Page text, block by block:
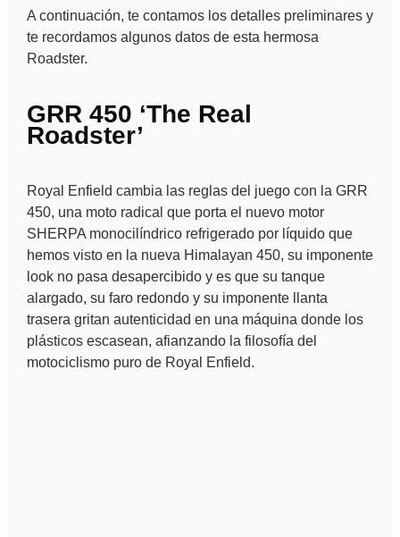
A continuación, te contamos los detalles preliminares y
te recordamos algunos datos de esta hermosa
Roadster.
GRR 450 ‘The Real
Roadster’
Royal Enfield cambia las reglas del juego con la GRR
450, una moto radical que porta el nuevo motor
SHERPA monocilíndrico refrigerado por líquido que
hemos visto en la nueva Himalayan 450, su imponente
look no pasa desapercibido y es que su tanque
alargado, su faro redondo y su imponente llanta
trasera gritan autenticidad en una máquina donde los
plásticos escasean, afianzando la filosofía del
motociclismo puro de Royal Enfield.